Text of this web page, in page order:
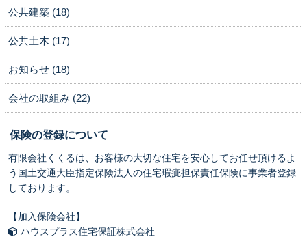
公共建築 (18)
公共土木 (17)
お知らせ (18)
会社の取組み (22)
保険の登録について
有限会社くくるは、お客様の大切な住宅を安心してお任せ頂けるよ
う国土交通大臣指定保険法人の住宅瑕疵担保責任保険に事業者登録
しております。
【加入保険会社】
ハウスプラス住宅保証株式会社